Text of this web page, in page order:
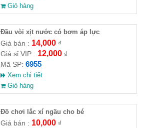
Giỏ hàng
Đầu vòi xịt nước có bơm áp lực
Giá bán : 14,000₫
Giá sỉ VIP : 12,000₫
Mã SP: 6955
Xem chi tiết
Giỏ hàng
Đồ chơi lắc xí ngầu cho bé
Giá bán : 10,000₫